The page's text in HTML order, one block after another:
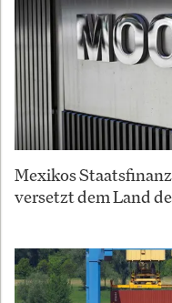
Mexikos
versetzt dem Land